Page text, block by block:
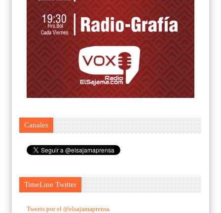
Canales
TimeLine Twitter
Tweets por el @elsajamaprensa.